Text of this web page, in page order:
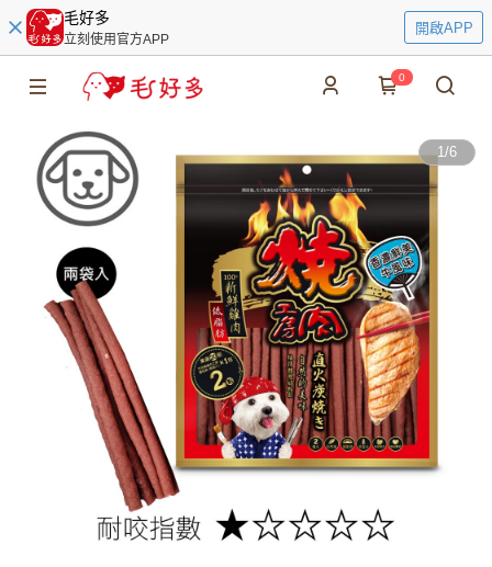
毛好多
立刻使用官方APP
開啟APP
0
1/6